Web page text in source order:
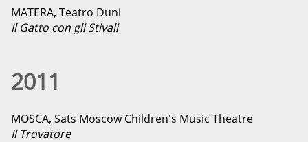
MATERA, Teatro Duni
Il Gatto con gli Stivali
2011
MOSCA, Sats Moscow Children's Music Theatre
Il Trovatore